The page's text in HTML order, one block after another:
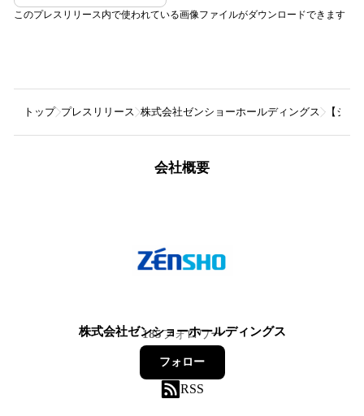
このプレスリリース内で使われている画像ファイルがダウンロードできます
トップ プレスリリース 株式会社ゼンショーホールディングス 【ジ
会社概要
株式会社ゼンショーホールディングス
185フォロワー
フォロー
RSS